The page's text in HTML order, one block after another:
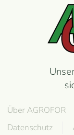
Über AGROFOR
Datenschutz